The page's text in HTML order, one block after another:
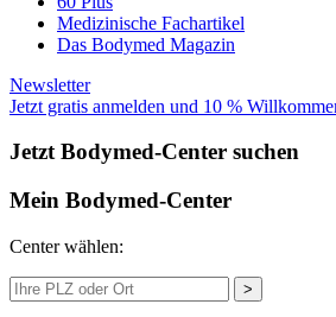
Medizinische Fachartikel
Das Bodymed Magazin
Newsletter
Jetzt gratis anmelden und 10 %
Jetzt Bodymed-Center suchen
Mein Bodymed-Center
Center wählen:
>